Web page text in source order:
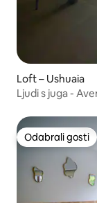
Loft – Ushuaia
Ljudi s juga -
Odabrali gosti
Odabrali gosti